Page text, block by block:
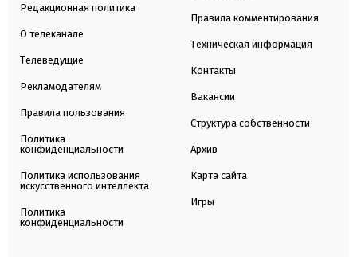
Редакционная политика
О телеканале
Телеведущие
Рекламодателям
Правила пользования
Политика
конфиденциальности
Политика использования
искусственного интеллекта
Политика
конфиденциальности
Правила комментирования
Техническая информация
Контакты
Вакансии
Структура собственности
Архив
Карта сайта
Игры